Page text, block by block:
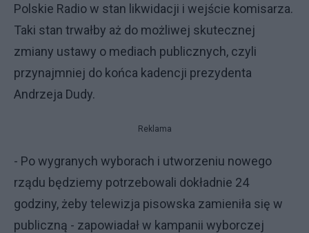
Polskie Radio w stan likwidacji i wejście komisarza.
Taki stan trwałby aż do możliwej skutecznej
zmiany ustawy o mediach publicznych, czyli
przynajmniej do końca kadencji prezydenta
Andrzeja Dudy.
Reklama
- Po wygranych wyborach i utworzeniu nowego
rządu będziemy potrzebowali dokładnie 24
godziny, żeby telewizja pisowska zamieniła się w
publiczną - zapowiadał w kampanii wyborczej